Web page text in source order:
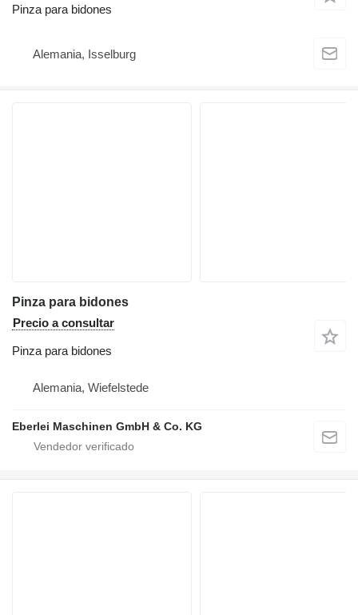
Pinza para bidones
Alemania, Isselburg
Pinza para bidones
Precio a consultar
Pinza para bidones
Alemania, Wiefelstede
Eberlei Maschinen GmbH & Co. KG